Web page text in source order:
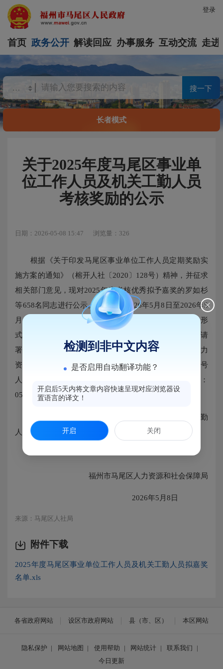
登录
首页 政务公开 解读回应 办事服务 互动交流 走进
搜一下
长者模式
关于2025年度马尾区事业单
位工作人员及机关工勤人员
考核奖励的公示
日期：2026-05-08 15:47 浏览量：326
根据《关于印发马尾区事业单位工作人员定期奖励实
施方案的通知》（榕开人社〔2020〕128号）精神，并征求
相关部门意见，现对2025年度考核优秀拟予嘉奖的罗如杉
等658名同志进行公示。公示时间2026年5月8日至2026年5
月13日。公示期间如有异议，请以来电、来信或来访的形
式向马尾区人力资源和社会保障局反映情况，书面材料请
署真实姓名和联系方式。邮寄（接待）地址：马尾区人力
资源和社会保障局事业单位管理科（马尾区罗星西路59号
人力资源大厦四楼402），邮政编码：350015，联系电话：
0591-83683644。
附件：2025年度马尾区事业单位工作人员及机关工勤
人员拟嘉奖名单
福州市马尾区人力资源和社会保障局
2026年5月8日
来源：马尾区人社局
附件下载
2025年度马尾区事业单位工作人员及机关工勤人员拟嘉奖
名单.xls
各省政府网站 设区市政府网站 县（市、区） 本区网站
隐私保护 | 网站地图 | 使用帮助 | 网站统计 | 联系我们
|
今日更新
检测到非中文内容
是否启用自动翻译功能？
开启后5天内将文章内容快速呈现对应浏览器设
置语言的译文！
开启 关闭